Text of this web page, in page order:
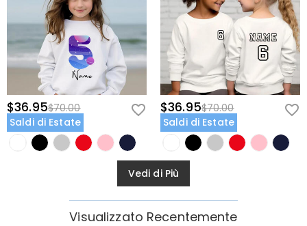
$36.95$70.00
Saldi di Estate
$36.95$70.00
Saldi di Estate
Vedi di Più
Visualizzato Recentemente